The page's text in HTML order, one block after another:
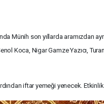
Münih son yıllarda aramızdan
Koca, Nigar Gamze Yazıcı,
iftar yemeği yenecek.